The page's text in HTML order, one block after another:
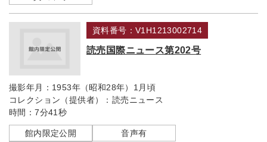
資料番号：V1H1213002714
読売国際ニュース第202号
撮影年月： 1953年（昭和28年）1月頃
コレクション（提供者）： 読売ニュース
時間：7分41秒
館内限定公開
音声有